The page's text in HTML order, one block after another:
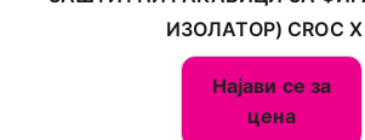
ИЗОЛАТОР) CROC X
Најави се за
цена